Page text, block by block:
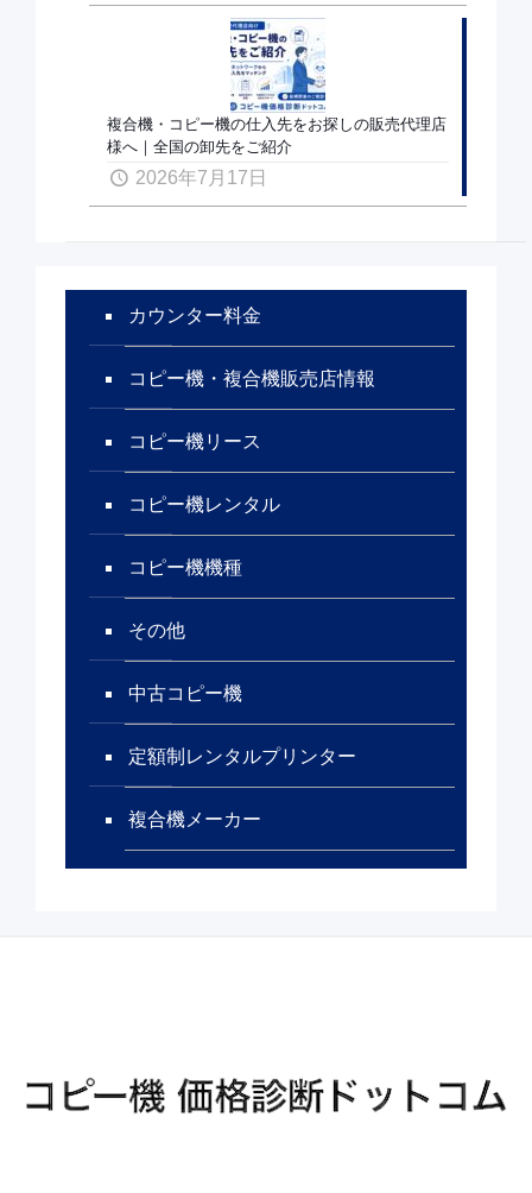
複合機・コピー機の仕入先をお探しの販売代理店
様へ｜全国の卸先をご紹介
2026年7月17日
カウンター料金
コピー機・複合機販売店情報
コピー機リース
コピー機レンタル
コピー機機種
その他
中古コピー機
定額制レンタルプリンター
複合機メーカー